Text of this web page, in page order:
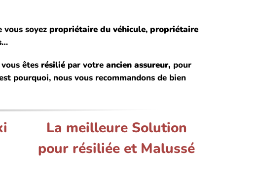
vous soyez propriétaire du véhicule, propriétaire
…
êtes résiliépar votre ancien assureur, pour
pourquoi, nous vous recommandons de bien
La meilleure Solution
pour résiliée et Malussé